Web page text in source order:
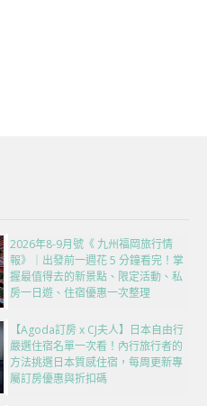
2026年8-9月號《 九州福岡旅行情
報》｜出發前一週花 5 分鐘看完！掌
握最值得去的新景點、限定活動、私
房一日遊、住宿優惠一次整理
【Agoda訂房 x CJ夫人】日本自由行
嚴選住宿名單一次看！內行旅行者的
方法挑選日本質感住宿，每周更新專
屬訂房優惠與折扣碼